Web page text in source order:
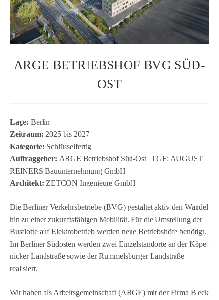
ARGE BETRIEBSHOF BVG SÜD-
OST
Lage: Ber­lin
Zeit­raum: 2025 bis 2027
Kate­go­rie: Schlüs­sel­fer­tig
Auf­trag­ge­ber: ARGE Betriebs­hof Süd-Ost | TGF: AUGUST
REINERS Bau­un­ter­neh­mung GmbH
Archi­tekt: ZETCON Inge­nieure GmbH
Die Ber­li­ner Ver­kehrs­be­triebe (BVG) gestal­tet aktiv den Wan­del
hin zu einer zukunfts­fä­hi­gen Mobi­li­tät. Für die Umstel­lung der
Bus­flotte auf Elek­tro­be­trieb wer­den neue Betriebs­höfe benö­tigt.
Im Ber­li­ner Süd­os­ten wer­den zwei Ein­zel­stand­orte an der Köpe­
ni­cker Land­straße sowie der Rum­mels­bur­ger Land­straße
realisiert.
Wir haben als Arbeits­ge­mein­schaft (ARGE) mit der Firma Bleck